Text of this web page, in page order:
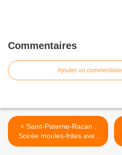
Commentaires
Ajouter un commentaire
< Saint-Paterne-Racan :
Soirée moules-frites avec
l'APE